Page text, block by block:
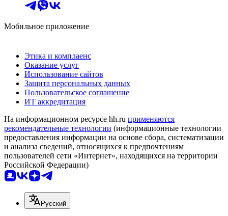
Мобильное приложение
Этика и комплаенс
Оказание услуг
Использование сайтов
Защита персональных данных
Пользовательское соглашение
ИТ аккредитация
На информационном ресурсе hh.ru применяются
рекомендательные технологии (информационные технологии
предоставления информации на основе сбора, систематизации
и анализа сведений, относящихся к предпочтениям
пользователей сети «Интернет», находящихся на территории
Российской Федерации)
Русский